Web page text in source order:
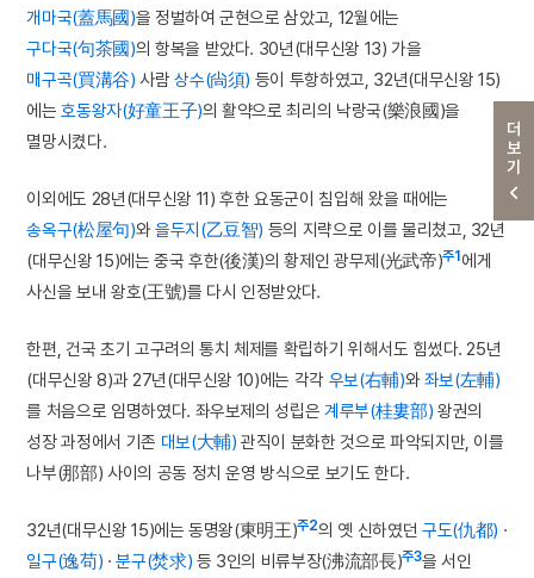
더보기
개마국(蓋馬國)을 정벌하여 군현으로 삼았고, 12월에는
구다국(句茶國)의 항복을 받았다. 30년(대무신왕 13) 가을
매구곡(買溝谷) 사람상수(尙須) 등이 투항하였고, 32년(대무신왕 15)
에는 호동왕자(好童王子)의 활약으로 최리의 낙랑국(樂浪國)을
멸망시켰다.
이외에도 28년(대무신왕 11) 후한 요동군이 침입해 왔을 때에는
송옥구(松屋句)와을두지(乙豆智) 등의 지략으로 이를 물리쳤고, 32년
(대무신왕 15)에는 중국 후한(後漢)의 황제인 광무제(光武帝)주1 에게
사신을 보내 왕호(王號)를 다시 인정받았다.
한편, 건국 초기 고구려의 통치 체제를 확립하기 위해서도 힘썼다. 25년
(대무신왕 8)과 27년(대무신왕 10)에는 각각 우보(右輔)와좌보(左輔)
를 처음으로 임명하였다. 좌우보제의 성립은계루부(桂婁部) 왕권의
성장 과정에서 기존 대보(大輔) 관직이 분화한 것으로 파악되지만, 이를
나부(那部) 사이의 공동 정치 운영 방식으로 보기도 한다.
32년(대무신왕 15)에는 동명왕(東明王)주2의 옛 신하였던 구도(仇都) ·
일구(逸苟) ·분구(焚求) 등 3인의 비류부장(沸流部長)주3을 서인